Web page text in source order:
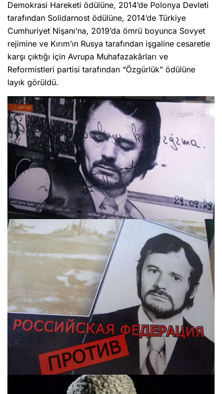
Demokrasi Hareketi ödülüne, 2014’de Polonya Devleti
tarafından Solidarnost ödülüne, 2014’de Türkiye
Cumhuriyet Nişanı’na, 2019’da ömrü boyunca Sovyet
rejimine ve Kırım’ın Rusya tarafından işgaline cesaretle
karşı çıktığı için Avrupa Muhafazakârları ve
Reformistleri partisi tarafından “Özgürlük” ödülüne
layık görüldü.